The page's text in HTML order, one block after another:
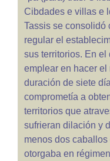
Cibdades e villas e
Tassis se consolidó
regular el
sus territorios. En
emplear en hacer
duración de siete
comprometía a
territorios que
sufrieran dilación y
menos dos
otorgaba en